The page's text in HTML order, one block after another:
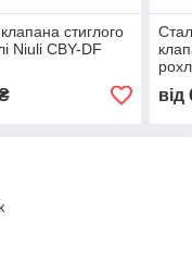
стиглого
Niuli CBY-DF
від